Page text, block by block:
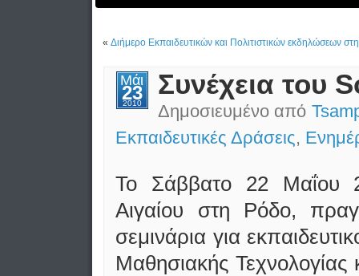
«Διήμερο Εκπαιδευτικών και Πολιτιστικών εκδηλώσεων
Μάι
23
2010
Συνέχεια του
Δημοσιευμένο από
Εκπαιδευτικές Δράσεις,
Το Σάββατο 22 Μαΐου
Αιγαίου στη Ρόδο,
σεμινάρια για
Μαθησιακής